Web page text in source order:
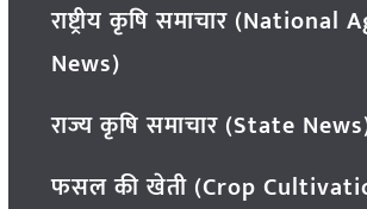
राष्ट्रीय कृषि समाचार
News)
राज्य कृषि समाचार (State
फसल की खेती (Crop